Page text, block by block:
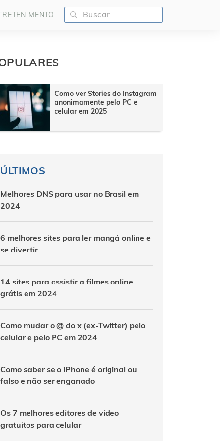
Como ver Stories do Instagram
anonimamente pelo PC e
celular em 2025
ÚLTIMOS
Melhores DNS para usar no Brasil em
2024
6 melhores sites para ler mangá online e
se divertir
14 sites para assistir a filmes online
grátis em 2024
Como mudar o @ do x (ex-Twitter) pelo
celular e pelo PC em 2024
Como saber se o iPhone é original ou
falso e não ser enganado
Os 7 melhores editores de vídeo
gratuitos para celular